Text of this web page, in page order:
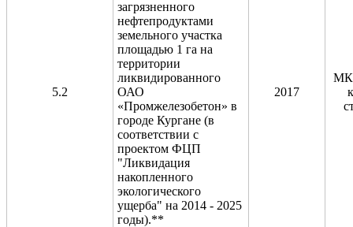
5.2
загрязненного
нефтепродуктами
земельного участка
площадью 1 га на
территории
ликвидированного
ОАО
«Промжелезобетон» в
городе Кургане (в
соответствии с
проектом ФЦП
"Ликвидация
накопленного
экологического
ущерба" на 2014 - 2025
годы).**
2017